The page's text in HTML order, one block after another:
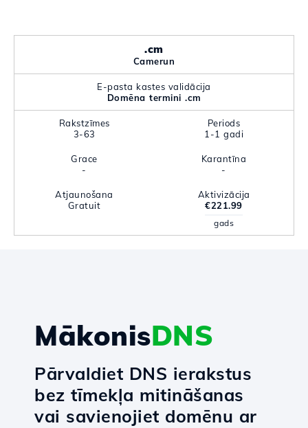
.cm
Camerun
E-pasta kastes validācija
Domēna termini .cm
Rakstzīmes
3-63
Periods
1-1 gadi
Grace
-
Karantīna
-
Atjaunošana
Gratuit
Aktivizācija
€221.99
gads
MākonisDNS
Pārvaldiet DNS ierakstus
bez tīmekļa mitināšanas
vai savienojiet domēnu ar